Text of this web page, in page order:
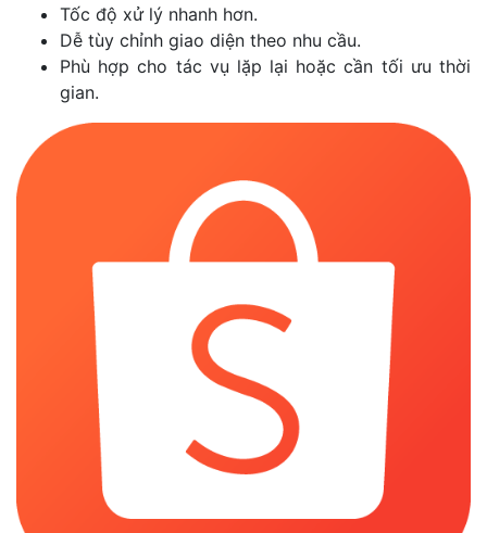
Tốc độ xử lý nhanh hơn.
Dễ tùy chỉnh giao diện theo nhu cầu.
Phù hợp cho tác vụ lặp lại hoặc cần tối ưu thời
gian.